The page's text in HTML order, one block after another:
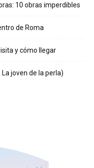
10 obras imperdibles
de Roma
y cómo llegar
joven de la perla)